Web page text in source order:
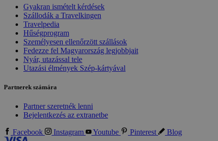
Gyakran ismételt kérdések
Szállodák a Travelkingen
Travelpedia
Hűségprogram
Személyesen ellenőrzött szállások
Fedezze fel Magyarország legjobbjait
Nyár, utazással tele
Utazási élmények Szép-kártyával
Partnerek számára
Partner szeretnék lenni
Bejelentkezés az extranetbe
Facebook Instagram Youtube Pinterest Blog